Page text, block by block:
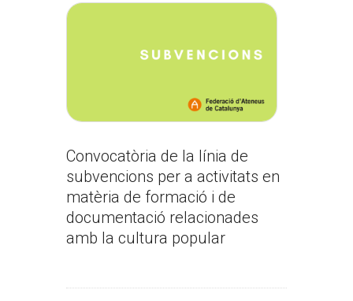
Convocatòria de la línia de
subvencions per a activitats en
matèria de formació i de
documentació relacionades
amb la cultura popular